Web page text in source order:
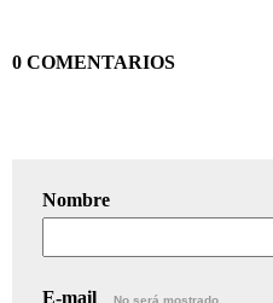
0 COMENTARIOS
Nombre
E-mail No será mostrado.